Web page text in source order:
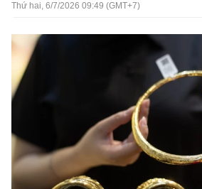
Thứ hai, 6/7/2026 09:49 (GMT+7)